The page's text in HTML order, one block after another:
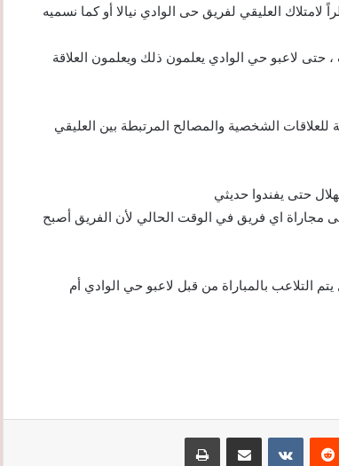
لامتلاك العليقي لفريق حى الوادي نيالا أو كما نسميه
حتى لاعبو حي الوادي يعلمون ذلك ويعلمون العلاقة
للعلاقات الشخصية والمصالح المرتبطة بين العليقي
حتى يفندوا حديثي
مجاراة اي فريق في الوقت الحالي لأن الفريق أصبح
التلاعب بالمباراة من قبل لاعبو حي الوادي أم
فيفا يدافع عن إنفانتينو: لن نسمح بتقويض
التفويض الديمقراطي